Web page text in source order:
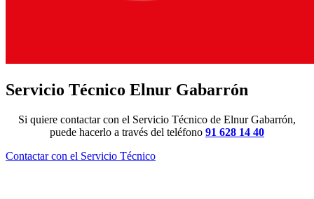
Servicio Técnico Elnur Gabarrón
Si quiere contactar con el Servicio Técnico de Elnur Gabarrón,
puede hacerlo a través del teléfono 91 628 14 40
Contactar con el Servicio Técnico